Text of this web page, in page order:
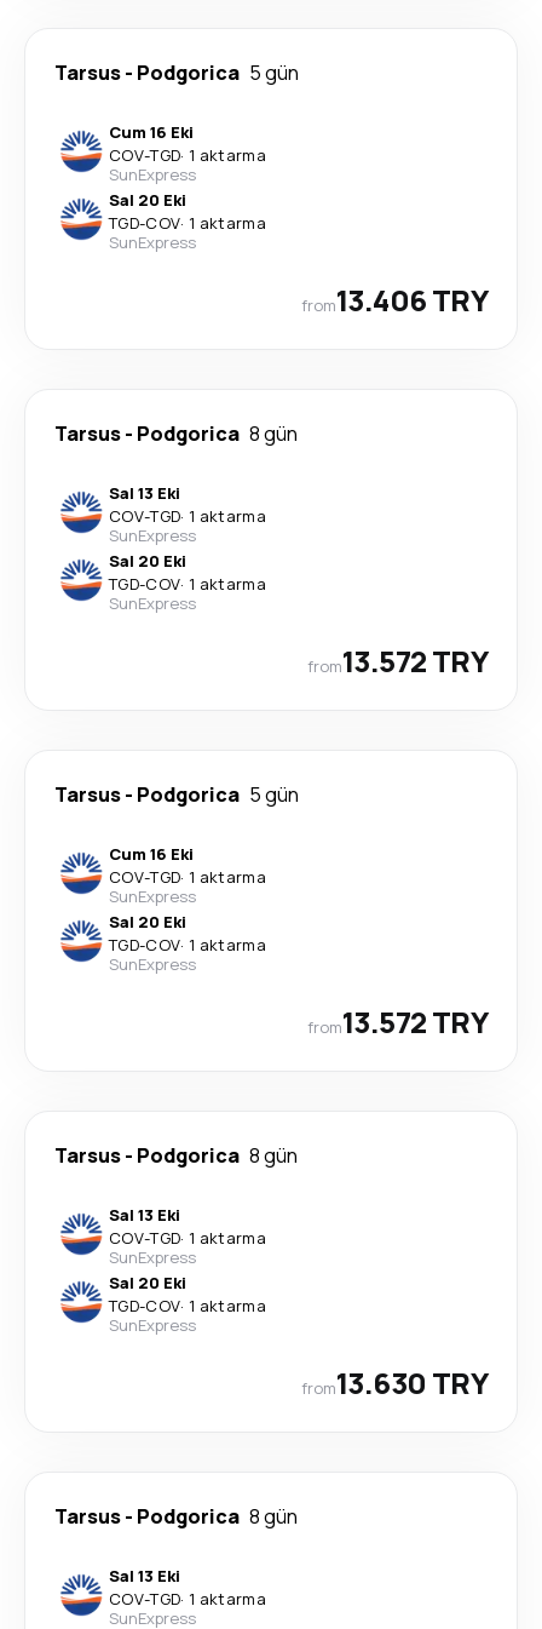
Tarsus- Podgorica 5 gün
Cum 16 Eki
COV-TGD· 1 aktarma
SunExpress
Sal 20 Eki
TGD-COV· 1 aktarma
SunExpress
from13.406 TRY
Tarsus- Podgorica 8 gün
Sal 13 Eki
COV-TGD· 1 aktarma
SunExpress
Sal 20 Eki
TGD-COV· 1 aktarma
SunExpress
from13.572 TRY
Tarsus- Podgorica 5 gün
Cum 16 Eki
COV-TGD· 1 aktarma
SunExpress
Sal 20 Eki
TGD-COV· 1 aktarma
SunExpress
from13.572 TRY
Tarsus- Podgorica 8 gün
Sal 13 Eki
COV-TGD· 1 aktarma
SunExpress
Sal 20 Eki
TGD-COV· 1 aktarma
SunExpress
from13.630 TRY
Tarsus- Podgorica 8 gün
Sal 13 Eki
COV-TGD· 1 aktarma
SunExpress